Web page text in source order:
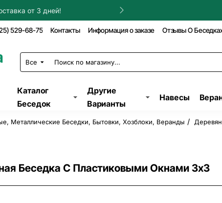
Установка в течение дня!
529-68-75 Контакты Информация о заказе Отзывы О
Все
Поиск
по
Каталог
Беседок
Другие
Варианты
Навесы
Беседка С Пластиковыми Окнами 3х3
Металлические Беседки, Бытовки, Хозблоки, Веранды